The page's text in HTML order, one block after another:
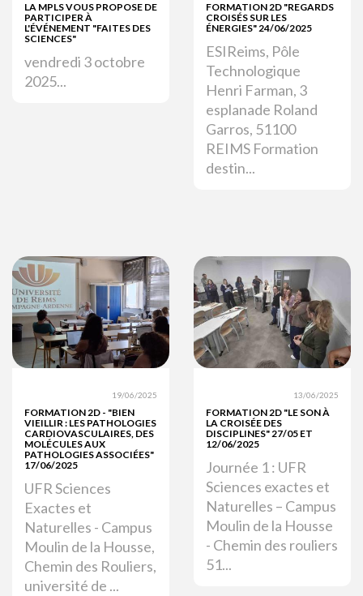
LA MPLS VOUS PROPOSE DE
PARTICIPER À
L'ÉVÉNEMENT "FAITES DES
SCIENCES"
vendredi 3 octobre
2025...
FORMATION 2D "REGARDS
CROISÉS SUR LES
ÉNERGIES" 24/06/2025
ESIReims, Pôle
Technologique
Henri Farman, 3
esplanade Roland
Garros, 51100
REIMS Formation
destin...
19/06/2025
FORMATION 2D - "BIEN
VIEILLIR : LES PATHOLOGIES
CARDIOVASCULAIRES, DES
MOLÉCULES AUX
PATHOLOGIES ASSOCIÉES"
17/06/2025
UFR Sciences
Exactes et
Naturelles - Campus
Moulin de la Housse,
Chemin des Rouliers,
université de ...
13/06/2025
FORMATION 2D "LE SON À
LA CROISÉE DES
DISCIPLINES" 27/05 ET
12/06/2025
Journée 1 : UFR
Sciences exactes et
Naturelles – Campus
Moulin de la Housse
- Chemin des rouliers
51...